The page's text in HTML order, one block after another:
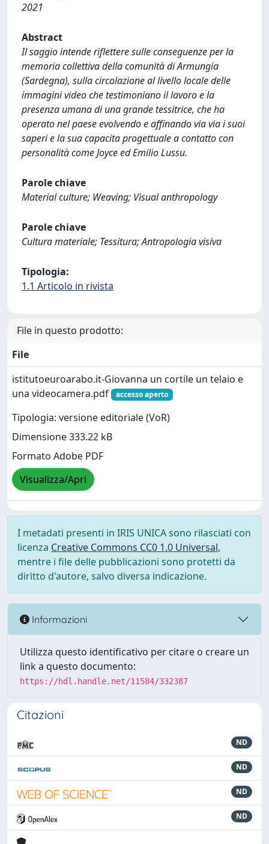
2021
Abstract
Il saggio intende riflettere sulle conseguenze per la
memoria collettiva della comunità di Armungia
(Sardegna), sulla circolazione al livello locale delle
immagini video che testimoniano il lavoro e la
presenza umana di una grande tessitrice, che ha
operato nel paese evolvendo e affinando via via i suoi
saperi e la sua capacita progettuale a contatto con
personalità come Joyce ed Emilio Lussu.
Parole chiave
Material culture; Weaving; Visual anthropology
Parole chiave
Cultura materiale; Tessitura; Antropologia visiva
Tipologia:
1.1 Articolo in rivista
File in questo prodotto:
File
istitutoeuroarabo.it-Giovanna un cortile un telaio e
una videocamera.pdf
accesso aperto
Tipologia: versione editoriale (VoR)
Dimensione 333.22 kB
Formato Adobe PDF
Visualizza/Apri
I metadati presenti in IRIS UNICA sono rilasciati con
licenza Creative Commons CC0 1.0 Universal,
mentre i file delle pubblicazioni sono protetti da
diritto d'autore, salvo diversa indicazione.
Informazioni
Utilizza questo identificativo per citare o creare un
link a questo documento:
https://hdl.handle.net/11584/332387
Citazioni
ND
ND
ND
ND